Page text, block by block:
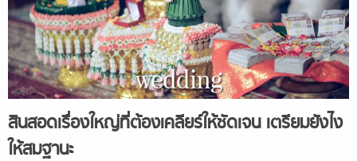
สินสอดเรื่องใหญ่ที่ต้องเคลียร์ให้ชัดเจน เตรียมยังไง
ให้สมฐานะ